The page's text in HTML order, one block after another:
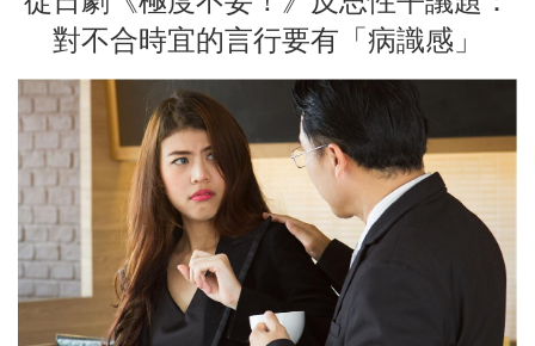
對不合時宜的言行要有「病識感」